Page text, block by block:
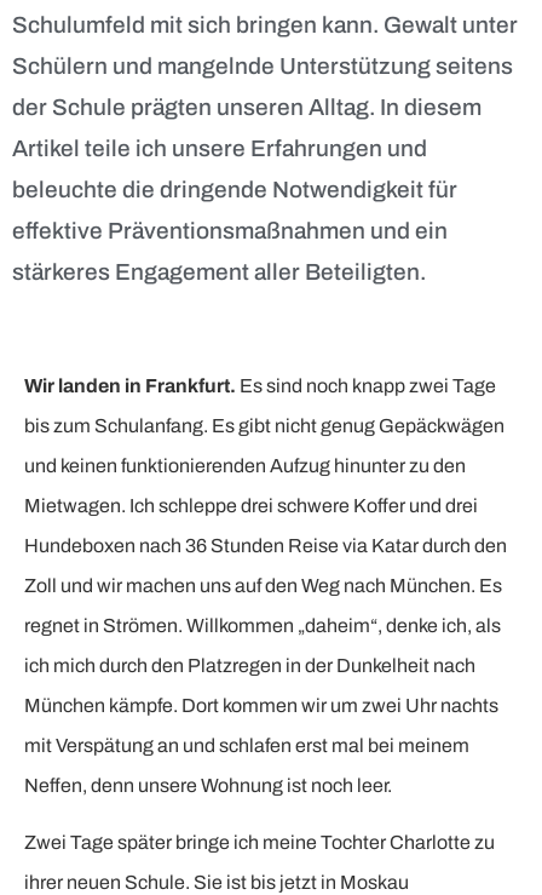
Schulumfeld mit sich bringen kann. Gewalt unter
Schülern und mangelnde Unterstützung seitens
der Schule prägten unseren Alltag. In diesem
Artikel teile ich unsere Erfahrungen und
beleuchte die dringende Notwendigkeit für
effektive Präventionsmaßnahmen und ein
stärkeres Engagement aller Beteiligten.
Wir landen in Frankfurt. Es sind noch knapp zwei Tage
bis zum Schulanfang. Es gibt nicht genug Gepäckwägen
und keinen funktionierenden Aufzug hinunter zu den
Mietwagen. Ich schleppe drei schwere Koffer und drei
Hundeboxen nach 36 Stunden Reise via Katar durch den
Zoll und wir machen uns auf den Weg nach München. Es
regnet in Strömen. Willkommen „daheim“, denke ich, als
ich mich durch den Platzregen in der Dunkelheit nach
München kämpfe. Dort kommen wir um zwei Uhr nachts
mit Verspätung an und schlafen erst mal bei meinem
Neffen, denn unsere Wohnung ist noch leer.
Zwei Tage später bringe ich meine Tochter Charlotte zu
ihrer neuen Schule. Sie ist bis jetzt in Moskau